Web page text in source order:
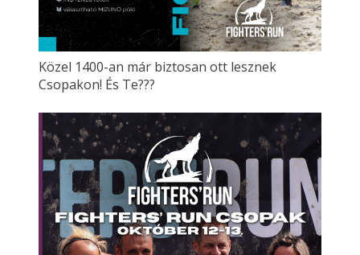
Közel 1400-an már biztosan ott lesznek
Csopakon! És Te???